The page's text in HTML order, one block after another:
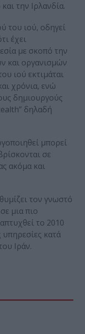
την Ιρλανδία.
του ιού, οδηγεί
έχει
με σκοπό την
και οργανισμών
ιού εκτιμάται
χρόνια, ενώ
δημιουργούς
δηλαδή
μπορεί
σε
ακόμα και
τον γνωστό
μια πιο
το 2010
υπηρεσίες κατά
Ιράν.